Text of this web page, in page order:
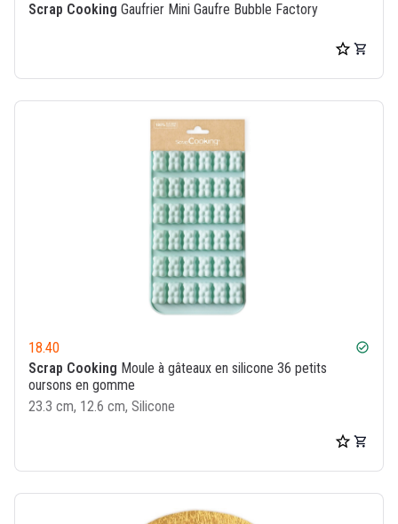
Scrap Cooking Gaufrier Mini Gaufre Bubble Factory
18.40 check_circle
Scrap Cooking Moule à gâteaux en silicone 36 petits
oursons en gomme
23.3 cm, 12.6 cm, Silicone